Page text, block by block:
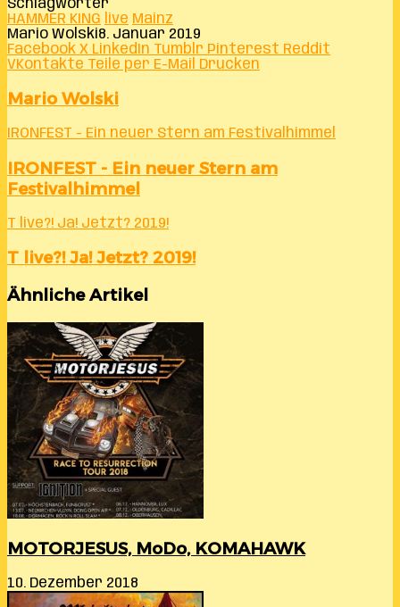
Schlagwörter
HAMMER KING live Mainz
Mario Wolski8. Januar 2019
Facebook X LinkedIn Tumblr Pinterest Reddit
VKontakte Teile per E-Mail Drucken
Mario Wolski
IRONFEST - Ein neuer Stern am Festivalhimmel
IRONFEST - Ein neuer Stern am
Festivalhimmel
T live?! Ja! Jetzt? 2019!
T live?! Ja! Jetzt? 2019!
Ähnliche Artikel
MOTORJESUS, MoDo, KOMAHAWK
10. Dezember 2018